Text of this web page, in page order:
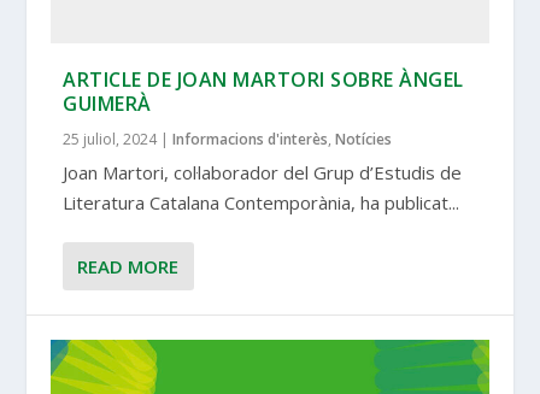
ARTICLE DE JOAN MARTORI SOBRE ÀNGEL
GUIMERÀ
25 juliol, 2024|Informacions d'interès,Notícies
Joan Martori, col·laborador del Grup d’Estudis de
Literatura Catalana Contemporània, ha publicat...
READ MORE